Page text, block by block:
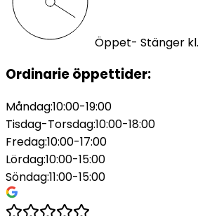
Öppet- Stänger
Ordinarie öppettider:
Måndag:10:00-19:00
Tisdag-Torsdag:10:00-18:00
Fredag:10:00-17:00
Lördag:10:00-15:00
Söndag:11:00-15:00